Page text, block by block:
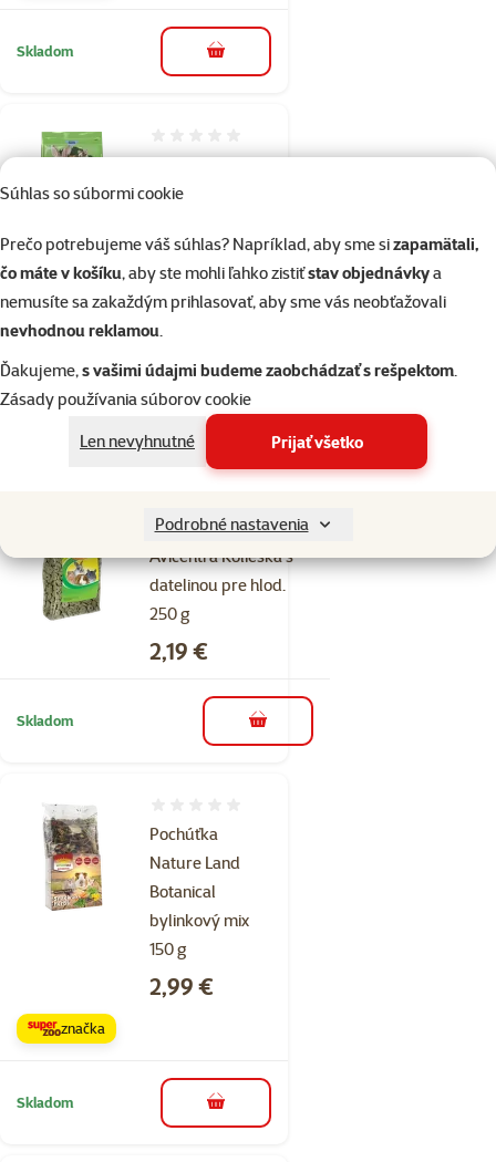
Súhlas so súbormi cookie
Prečo potrebujeme váš súhlas? Napríklad, aby sme sizapamätali,
čo máte v košíku, aby ste mohli ľahko zistiťstav objednávkya
nemusíte sa zakaždým prihlasovať, aby sme vás neobťažovali
nevhodnou reklamou.
Ďakujeme,s vašimi údajmi budeme zaobchádzať s rešpektom.
Zásady používania súborov cookie
Len nevyhnutné
Prijať všetko
Podrobné nastavenia
Skladom do košíka
Pochúťka
Versele-Laga
with Popcorn
550 g
Cena
3,69 €
do košíka
Avicentra Kolieska s
datelinou pre hlod.
250 g
Hodnotenie 100%, počet hodnotení: 1
hodnotenie
Cena
2,19 €
Skladom do košíka
Pochúťka
Nature Land
Botanical
bylinkový mix
150 g
Cena
2,99 €
značka
Skladom do košíka